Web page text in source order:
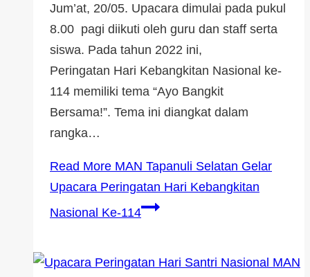
Jum’at, 20/05. Upacara dimulai pada pukul
8.00 pagi diikuti oleh guru dan staff serta
siswa. Pada tahun 2022 ini,
Peringatan Hari Kebangkitan Nasional ke-
114 memiliki tema “Ayo Bangkit
Bersama!”. Tema ini diangkat dalam
rangka…
Read More MAN Tapanuli Selatan Gelar
Upacara Peringatan Hari Kebangkitan
Nasional Ke-114